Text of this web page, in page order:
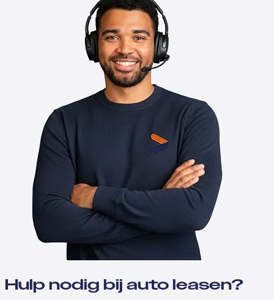
Hulp nodig bij auto leasen?